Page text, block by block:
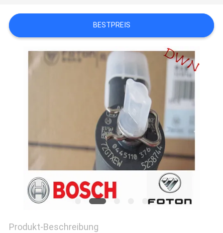
FORDERN
SIE EIN
ZITAT
BESTPREIS
Produkt-Beschreibung